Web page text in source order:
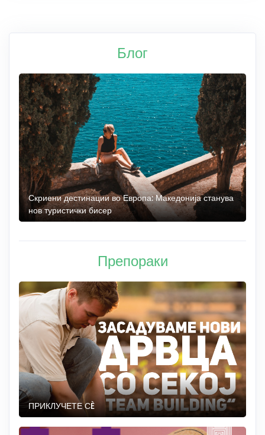
Блог
Скриени дестинации во Европа: Македонија станува
нов туристички бисер
Препораки
ПРИКЛУЧЕТЕ СÈ